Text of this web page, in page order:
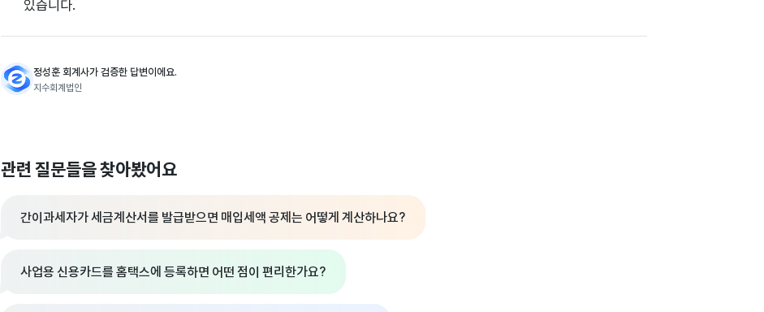
있습니다.
정성훈 회계사가 검증한 답변이에요.
지수회계법인
관련 질문들을 찾아봤어요
간이과세자가 세금계산서를 발급받으면 매입세액 공제는 어떻게 계산하나요?
사업용 신용카드를 홈택스에 등록하면 어떤 점이 편리한가요?